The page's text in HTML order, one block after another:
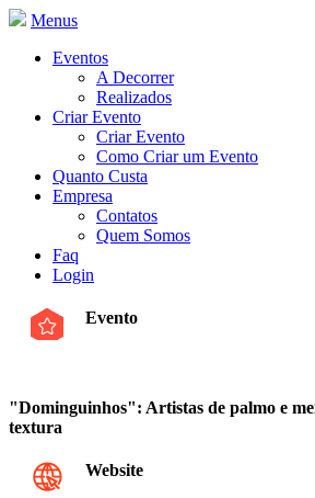
Menus
Eventos
A Decorrer
Realizados
Criar Evento
Criar Evento
Como Criar um Evento
Quanto Custa
Empresa
Contatos
Quem Somos
Faq
Login
Evento
"Dominguinhos": Artistas de palmo e
textura
Website